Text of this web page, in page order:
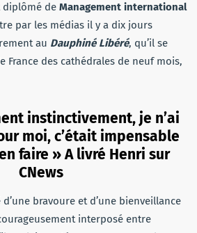
diplômé de Management international
par les médias il y a dix jours
au Dauphiné Libéré, qu’il se
France des cathédrales de neuf mois,
instinctivement, je n’ai
moi, c’était impensable
faire » A livré Henri sur
CNews
bravoure et d’une bienveillance
interposé entre